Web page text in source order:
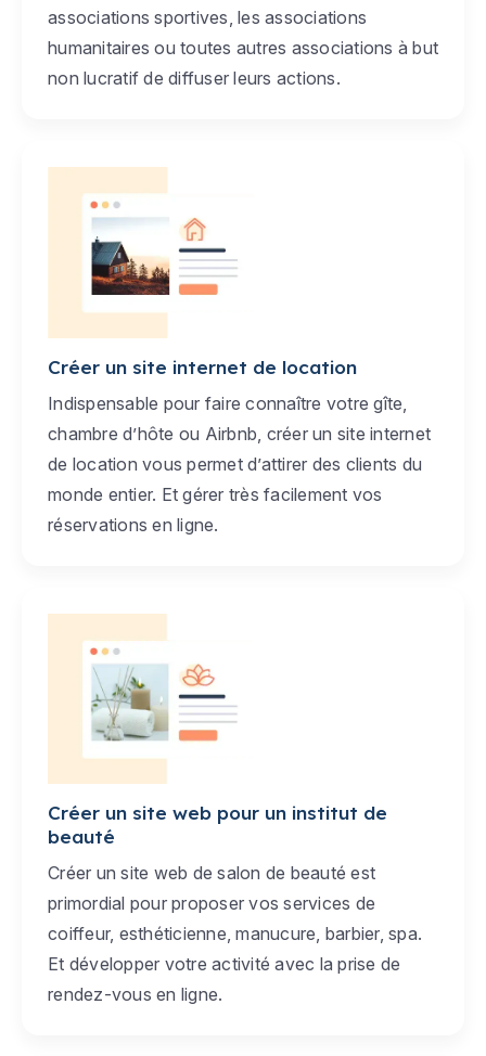
associations sportives, les associations
humanitaires ou toutes autres associations à but
non lucratif de diffuser leurs actions.
Créer un site internet de location
Indispensable pour faire connaître votre gîte,
chambre d’hôte ou Airbnb, créer un site internet
de location vous permet d’attirer des clients du
monde entier. Et gérer très facilement vos
réservations en ligne.
Créer un site web pour un institut de
beauté
Créer un site web de salon de beauté est
primordial pour proposer vos services de
coiffeur, esthéticienne, manucure, barbier, spa.
Et développer votre activité avec la prise de
rendez-vous en ligne.